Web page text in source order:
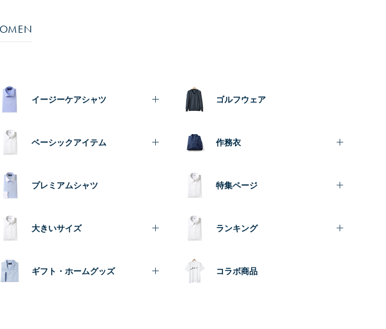
イージーケアシャツ
ベーシックアイテム
プレミアムシャツ
大きいサイズ
ギフト・ホームグッズ
ゴルフウェア
作務衣
特集ページ
ランキング
コラボ商品